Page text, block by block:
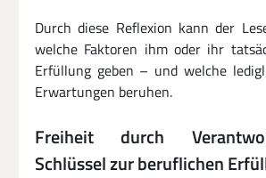
Durch diese Reflexion kann der
welche Faktoren ihm oder ihr
Erfüllung geben – und welche
Erwartungen beruhen.
Freiheit durch
Schlüssel zur beruflichen